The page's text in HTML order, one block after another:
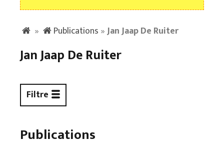
» Publications »Jan Jaap De Ruiter
Jan Jaap De Ruiter
Filtre
Publications